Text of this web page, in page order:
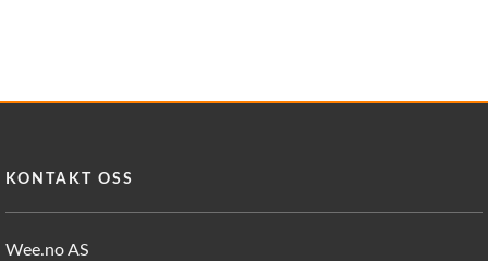
KONTAKT OSS
Wee.no AS